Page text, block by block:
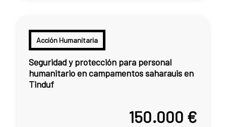
Acción Humanitaria
Seguridad y protección para personal
humanitario en campamentos saharauis en
Tinduf
150.000 €